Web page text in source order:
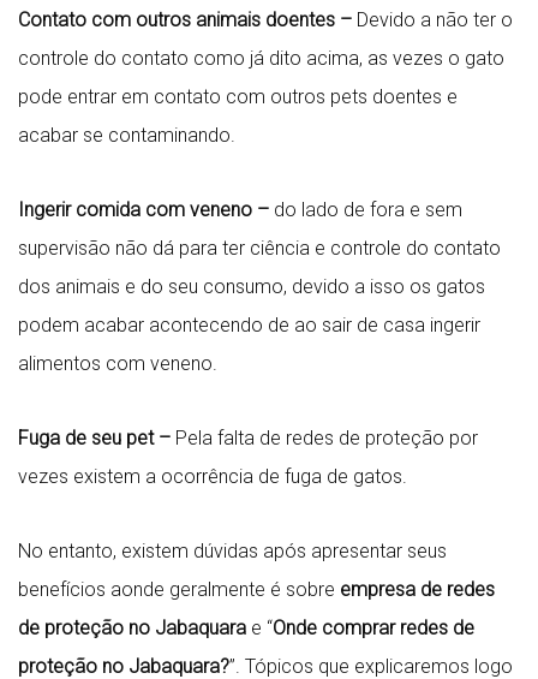
Contato com outros animais doentes – Devido a não ter o
controle do contato como já dito acima, as vezes o gato
pode entrar em contato com outros pets doentes e
acabar se contaminando.
Ingerir comida com veneno – do lado de fora e sem
supervisão não dá para ter ciência e controle do contato
dos animais e do seu consumo, devido a isso os gatos
podem acabar acontecendo de ao sair de casa ingerir
alimentos com veneno.
Fuga de seu pet – Pela falta de redes de proteção por
vezes existem a ocorrência de fuga de gatos.
No entanto, existem dúvidas após apresentar seus
benefícios aonde geralmente é sobre empresa de redes
de proteção no Jabaquara e “Onde comprar redes de
proteção no Jabaquara?”. Tópicos que explicaremos logo